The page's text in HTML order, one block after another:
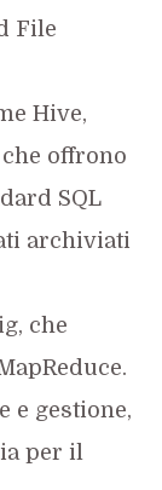
File
Hive,
offrono
SQL
archiviati
che
e gestione,
per il